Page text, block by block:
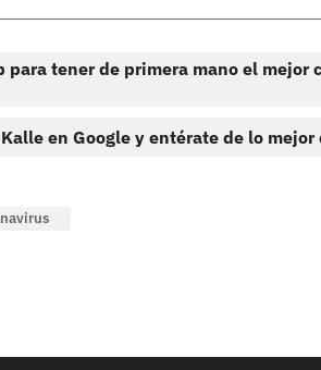
para tener de primera mano el
en Google y entérate de lo mejor